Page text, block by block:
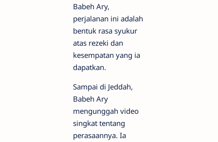
Babeh Ary,
perjalanan ini adalah
bentuk rasa syukur
atas rezeki dan
kesempatan yang ia
dapatkan.
Sampai di Jeddah,
Babeh Ary
mengunggah video
singkat tentang
perasaannya. Ia